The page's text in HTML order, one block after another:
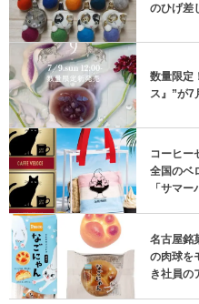
のひげ差
数量限定
ス』”が
コーヒー
全国のベ
「サマ
名古屋銘
の肉球を
き社員の